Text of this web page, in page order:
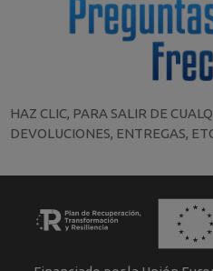
HAZ CLIC, PARA SALIR DE
DEVOLUCIONES, ENTREGAS,